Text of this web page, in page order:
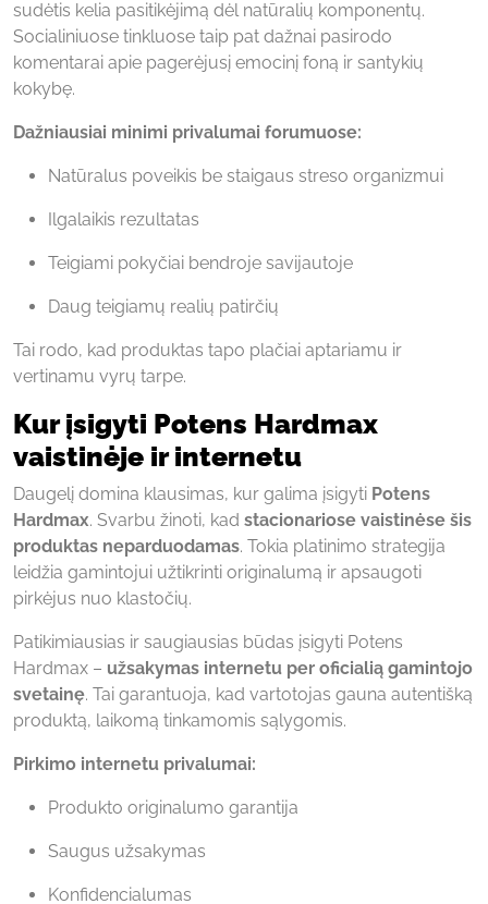
sudėtis kelia pasitikėjimą dėl natūralių komponentų.
Socialiniuose tinkluose taip pat dažnai pasirodo
komentarai apie pagerėjusį emocinį foną ir santykių
kokybę.
Dažniausiai minimi privalumai forumuose:
Natūralus poveikis be staigaus streso organizmui
Ilgalaikis rezultatas
Teigiami pokyčiai bendroje savijautoje
Daug teigiamų realių patirčių
Tai rodo, kad produktas tapo plačiai aptariamu ir
vertinamu vyrų tarpe.
Kur įsigyti Potens Hardmax
vaistinėje ir internetu
Daugelį domina klausimas, kur galima įsigyti Potens
Hardmax. Svarbu žinoti, kad stacionariose vaistinėse šis
produktas neparduodamas. Tokia platinimo strategija
leidžia gamintojui užtikrinti originalumą ir apsaugoti
pirkėjus nuo klastočių.
Patikimiausias ir saugiausias būdas įsigyti Potens
Hardmax – užsakymas internetu per oficialią gamintojo
svetainę. Tai garantuoja, kad vartotojas gauna autentišką
produktą, laikomą tinkamomis sąlygomis.
Pirkimo internetu privalumai:
Produkto originalumo garantija
Saugus užsakymas
Konfidencialumas